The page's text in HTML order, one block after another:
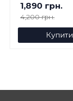
1,890 грн.
4,200 грн.
Купити